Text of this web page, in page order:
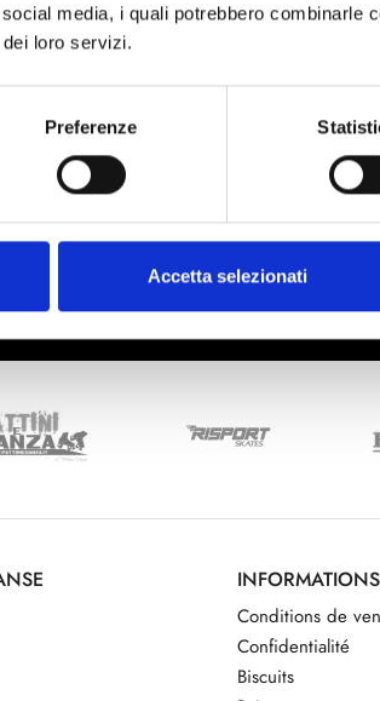
media, i quali potrebbero combinarle
loro servizi.
Preferenze
Accetta selezionati
J'ai lu la politique de confidentialité ( Link
Conditions de
Confidentialité
Biscuits